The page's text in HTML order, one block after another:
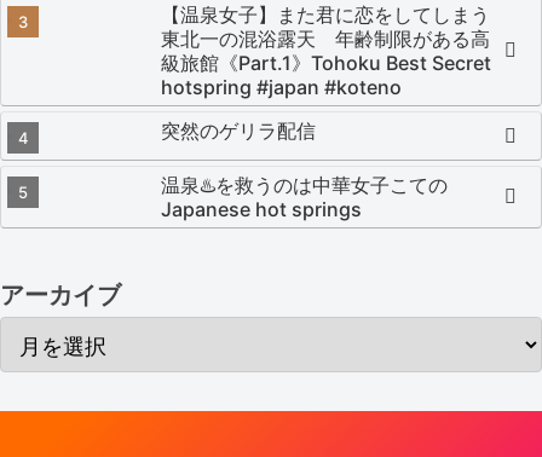
【温泉女子】また君に恋をしてしまう
東北一の混浴露天 年齢制限がある高
級旅館《Part.1》Tohoku Best Secret
hotspring #japan #koteno
突然のゲリラ配信
温泉♨️を救うのは中華女子こての
Japanese hot springs
アーカイブ